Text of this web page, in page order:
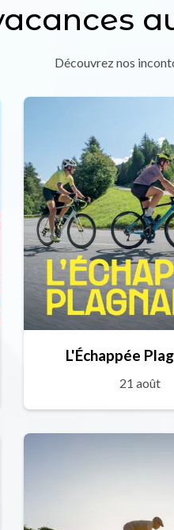
Découvrez nos
L'Échappée
21 août